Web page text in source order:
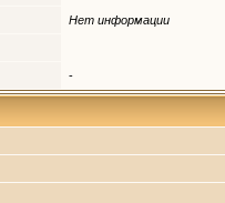
Нет информации
-